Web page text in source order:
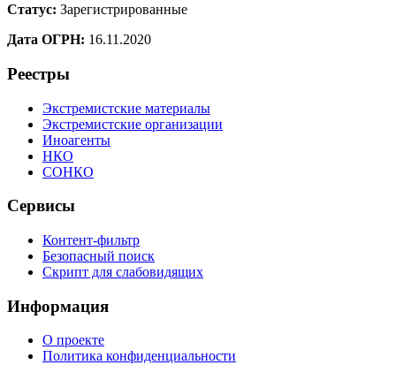
Статус: Зарегистрированные
Дата ОГРН: 16.11.2020
Реестры
Экстремистские материалы
Экстремистские организации
Иноагенты
НКО
СОНКО
Сервисы
Контент-фильтр
Безопасный поиск
Скрипт для слабовидящих
Информация
О проекте
Политика конфиденциальности